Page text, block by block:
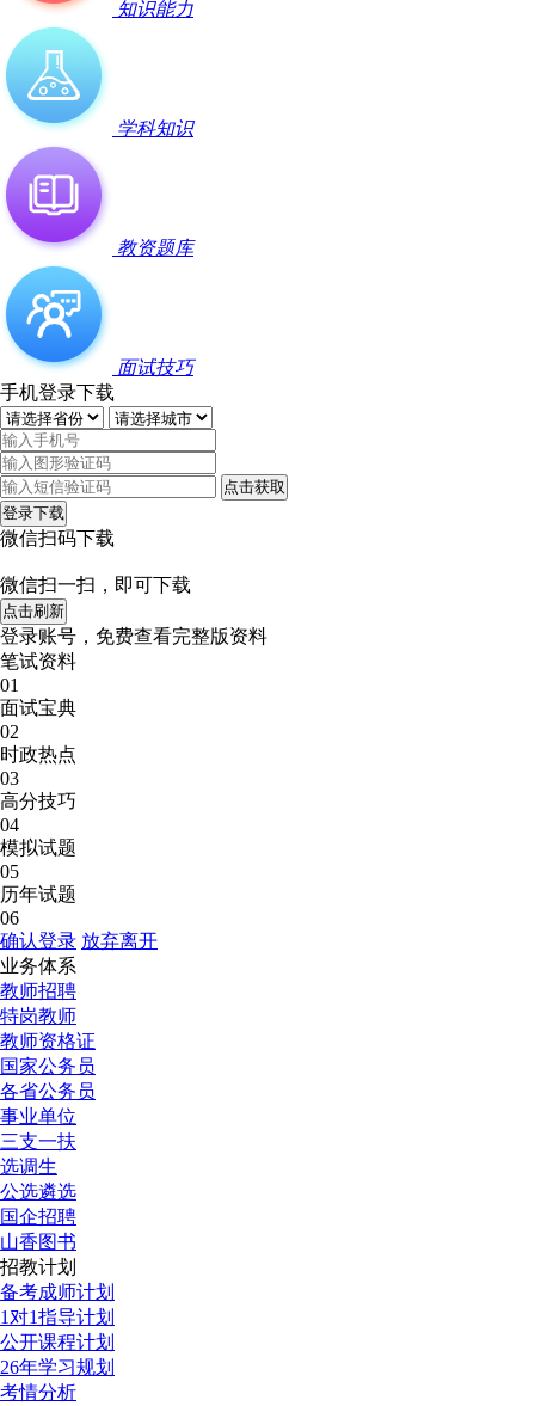
知识能力
学科知识
教资题库
面试技巧
手机登录下载
点击获取
登录下载
微信扫码下载
微信扫一扫，即可下载
点击刷新
登录账号，免费查看完整版资料
笔试资料
01
面试宝典
02
时政热点
03
高分技巧
04
模拟试题
05
历年试题
06
确认登录 放弃离开
业务体系
教师招聘
特岗教师
教师资格证
国家公务员
各省公务员
事业单位
三支一扶
选调生
公选遴选
国企招聘
山香图书
招教计划
备考成师计划
1对1指导计划
公开课程计划
26年学习规划
考情分析